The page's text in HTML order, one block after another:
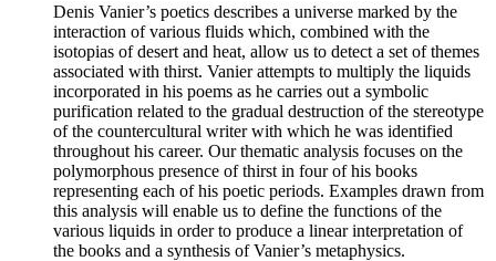
Denis Vanier’s poetics describes a universe marked by the
interaction of various fluids which, combined with the
isotopias of desert and heat, allow us to detect a set of themes
associated with thirst. Vanier attempts to multiply the liquids
incorporated in his poems as he carries out a symbolic
purification related to the gradual destruction of the stereotype
of the countercultural writer with which he was identified
throughout his career. Our thematic analysis focuses on the
polymorphous presence of thirst in four of his books
representing each of his poetic periods. Examples drawn from
this analysis will enable us to define the functions of the
various liquids in order to produce a linear interpretation of
the books and a synthesis of Vanier’s metaphysics.